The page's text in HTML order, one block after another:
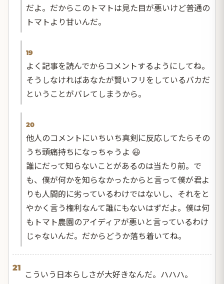
だよ。だからこのトマトは見た目が悪いけど普通の
トマトより甘いんだ。
19
よく記事を読んでからコメントするようにしてね。
そうしなければあなたが賢いフリをしているバカだ
ということがバレてしまうから。
20
他人のコメントにいちいち真剣に反応してたらその
うち頭痛持ちになっちゃうよ 😃
誰にだって知らないことがあるのは当たり前。で
も、僕が何かを知らなかったからと言って僕が君よ
りも人間的に劣っているわけではないし、それをと
やかく言う権利なんて誰にもないはずだよ。僕は何
もトマト農園のアイディアが悪いと言っているわけ
じゃないんだ。だからどうか落ち着いてね。
21
こういう日本らしさが大好きなんだ。ハハハ。